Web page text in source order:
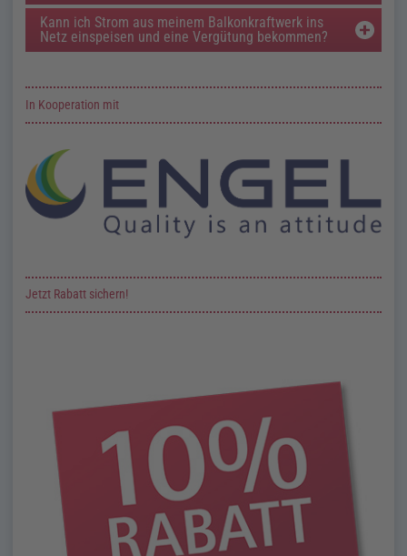
Kann ich Strom aus meinem Balkonkraftwerk ins
Netz einspeisen und eine Vergütung bekommen?
Zusatzinformationen zur Seite Balkonkraftwerk
In Kooperation mit
Jetzt Rabatt sichern!